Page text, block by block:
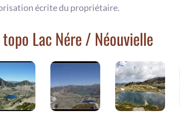
écrite du propriétaire.
Lac Nére / Néouvielle